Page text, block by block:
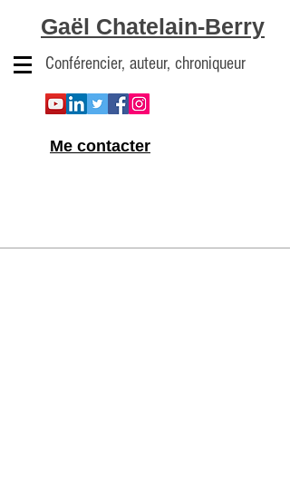
Gaël Chatelain-Berry
Conférencier, auteur, chroniqueur
Me contacter